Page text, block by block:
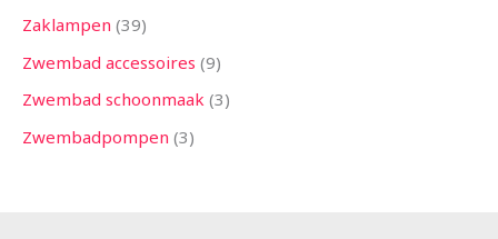
Zaklampen 39
Zwembad accessoires 9
Zwembad schoonmaak 3
Zwembadpompen 3